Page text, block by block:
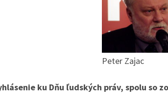
Peter Zajac
ku Dňu ľudských práv, spolu so